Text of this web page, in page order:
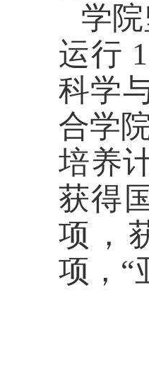
学
运行
科学
合学
培养
获得
项，
项，“